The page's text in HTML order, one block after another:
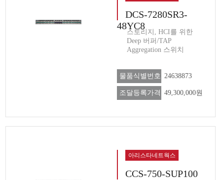
DCS-7280SR3-
48YC8
스토리지, HCI를 위한
Deep 버퍼/TAP
Aggregation 스위치
물품식별번호 24638873
조달등록가격 49,300,000원
아리스타네트웍스
CCS-750-SUP100